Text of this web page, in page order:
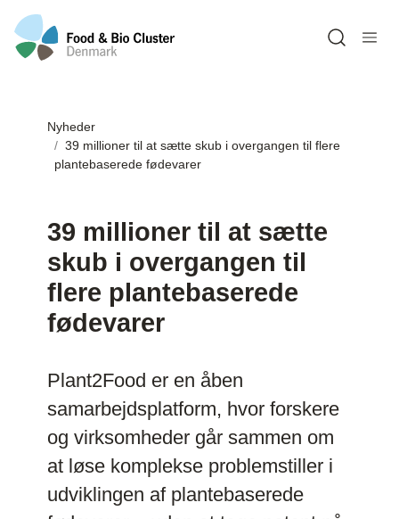
Nyheder
39 millioner til at sætte skub i overgangen til flere
plantebaserede fødevarer
39 millioner til at sætte
skub i overgangen til
flere plantebaserede
fødevarer
Plant2Food er en åben
samarbejdsplatform, hvor forskere
og virksomheder går sammen om
at løse komplekse problemstiller i
udviklingen af plantebaserede